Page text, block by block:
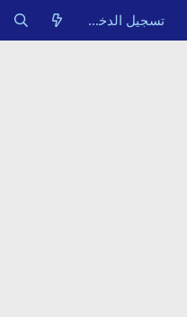
تسجيل الدخول